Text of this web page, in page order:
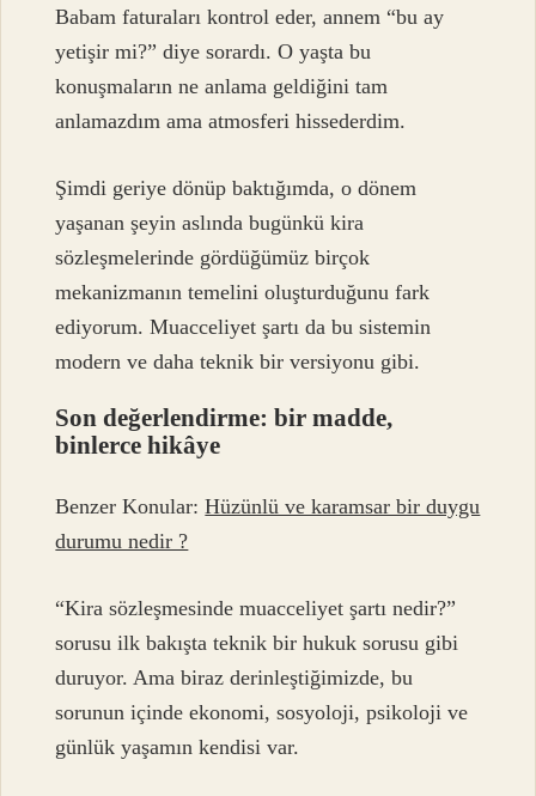
Babam faturaları kontrol eder, annem “bu ay
yetişir mi?” diye sorardı. O yaşta bu
konuşmaların ne anlama geldiğini tam
anlamazdım ama atmosferi hissederdim.
Şimdi geriye dönüp baktığımda, o dönem
yaşanan şeyin aslında bugünkü kira
sözleşmelerinde gördüğümüz birçok
mekanizmanın temelini oluşturduğunu fark
ediyorum. Muacceliyet şartı da bu sistemin
modern ve daha teknik bir versiyonu gibi.
Son değerlendirme: bir madde,
binlerce hikâye
Benzer Konular:Hüzünlü ve karamsar bir duygu
durumu nedir ?
“Kira sözleşmesinde muacceliyet şartı nedir?”
sorusu ilk bakışta teknik bir hukuk sorusu gibi
duruyor. Ama biraz derinleştiğimizde, bu
sorunun içinde ekonomi, sosyoloji, psikoloji ve
günlük yaşamın kendisi var.